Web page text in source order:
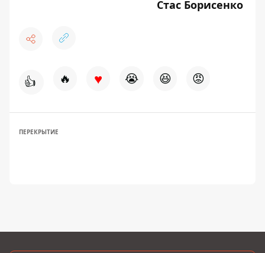
Стас Борисенко
👍 🔥 ♥ 😭 😆 😡
ПЕРЕКРЫТИЕ